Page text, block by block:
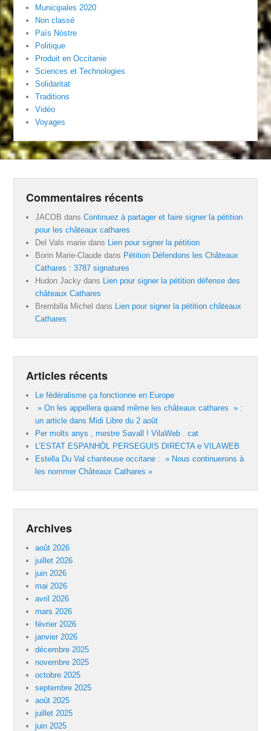
Municipales 2020
Non classé
País Nòstre
Politique
Produit en Occitanie
Sciences et Technologies
Solidaritat
Traditions
Vidéo
Voyages
Commentaires récents
JACOB dansContinuez à partager et faire signer la pétition
pour les châteaux cathares
Del Vals marie dans
Lien pour signer la pétition
Borin Marie-Claude dans Pétition Défendons les Châteaux
Cathares : 3787 signatures
Hudon Jacky dans
Lien pour signer la pétition défense des
châteaux Cathares
Brembilla Michel dans
Lien pour signer la pétition châteaux
Cathares
Articles récents
Le fédéralisme ça fonctionne en Europe
» On les appellera quand même les châteaux cathares » :
un article dans Midi Libre du 2 août
Per molts anys , mestre Savall ! VilaWeb . cat
L’ESTAT ESPANHÒL PERSEGUIS DIRECTA e VILAWEB
Estella Du Val chanteuse occitane : » Nous continuerons à
les nommer Châteaux Cathares «
Archives
août 2026
juillet 2026
juin 2026
mai 2026
avril 2026
mars 2026
février 2026
janvier 2026
décembre 2025
novembre 2025
octobre 2025
septembre 2025
août 2025
juillet 2025
juin 2025